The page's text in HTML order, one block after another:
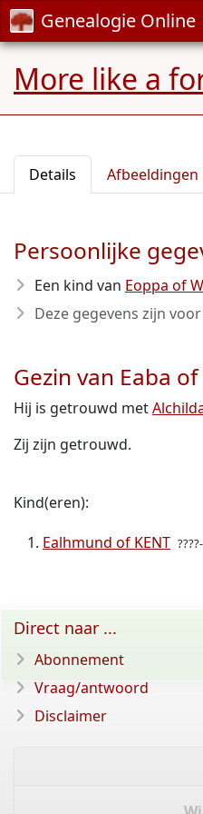
Genealogie Online
More like a
Details Afbeeldingen
Persoonlijke
Een kind van Eoppa of
Deze gegevens zijn
Gezin van Eaba of
Hij is getrouwd met
Zij zijn getrouwd.
Kind(eren):
Ealhmund of KENT
Direct naar ...
Abonnement
Vraag/antwoord
Disclaimer